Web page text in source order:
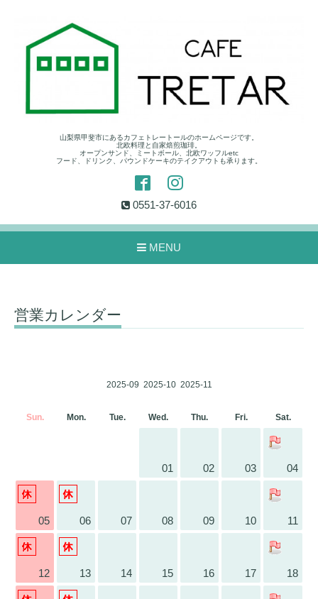
山梨県甲斐市にあるカフェトレートールのホームページです。
北欧料理と自家焙煎珈琲。
オープンサンド、ミートボール、北欧ワッフルetc
フード、ドリンク、パウンドケーキのテイクアウトも承ります。
0551-37-6016
MENU
営業カレンダー
2025-09 2025-10 2025-11
Sun. Mon. Tue. Wed. Thu. Fri. Sat.
01 02 03 04
05 06 07 08 09 10 11
12 13 14 15 16 17 18